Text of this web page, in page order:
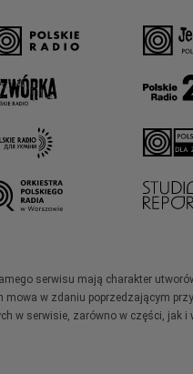
serwisu mają charakter
w zdaniu poprzedzającym
serwisie, zarówno w części, jak